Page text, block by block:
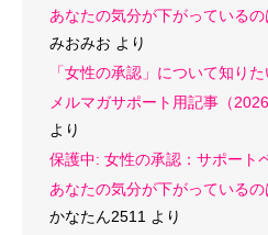
あなたの気分が下がっているの
みおみお より
「女性の承認」について知り
メルマガサポート用記事（2026
より
保護中: 女性の承認：サポート
あなたの気分が下がっているの
かなたん2511 より